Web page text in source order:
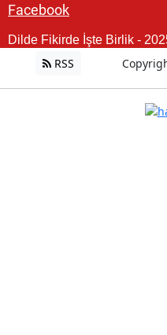
Facebook
Dilde Fikirde İşte Birlik -
RSS